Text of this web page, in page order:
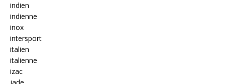
indien
indienne
inox
intersport
italien
italienne
izac